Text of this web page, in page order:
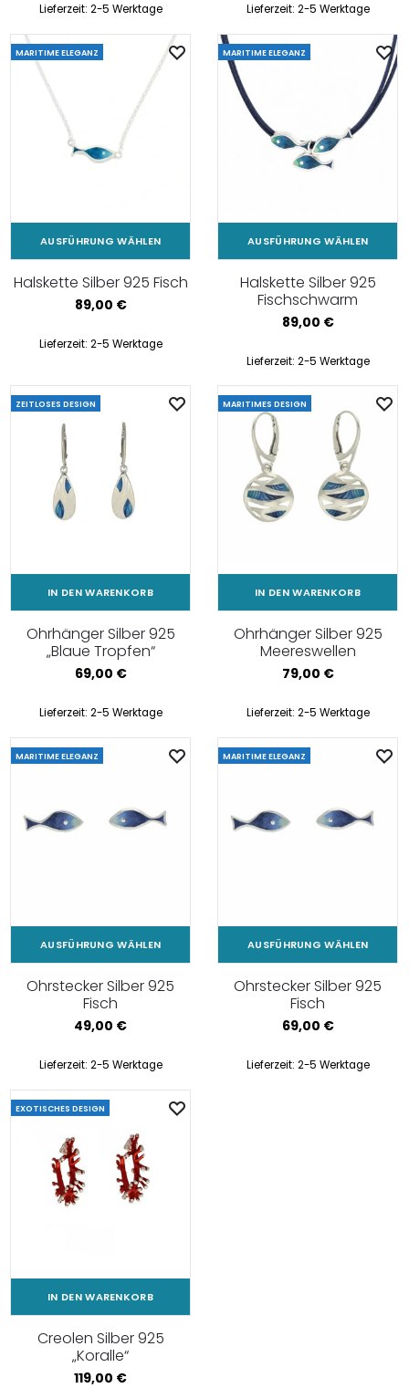
Lieferzeit: 2-5 Werktage Lieferzeit: 2-5 Werktage
MARITIME ELEGANZ
AUSFÜHRUNG WÄHLEN
Halskette Silber 925 Fisch
89,00 €
Lieferzeit: 2-5 Werktage
MARITIME ELEGANZ
AUSFÜHRUNG WÄHLEN
Halskette Silber 925
Fischschwarm
89,00 €
Lieferzeit: 2-5 Werktage
ZEITLOSES DESIGN
IN DEN WARENKORB
Ohrhänger Silber 925
„Blaue Tropfen“
69,00 €
Lieferzeit: 2-5 Werktage
MARITIMES DESIGN
IN DEN WARENKORB
Ohrhänger Silber 925
Meereswellen
79,00 €
Lieferzeit: 2-5 Werktage
MARITIME ELEGANZ
AUSFÜHRUNG WÄHLEN
Ohrstecker Silber 925
Fisch
49,00 €
Lieferzeit: 2-5 Werktage
MARITIME ELEGANZ
AUSFÜHRUNG WÄHLEN
Ohrstecker Silber 925
Fisch
69,00 €
Lieferzeit: 2-5 Werktage
EXOTISCHES DESIGN
IN DEN WARENKORB
Creolen Silber 925
„Koralle“
119,00 €